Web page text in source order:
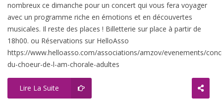
nombreux ce dimanche pour un concert qui vous fera voyager
avec un programme riche en émotions et en découvertes
musicales. Il reste des places ! Billetterie sur place à partir de
18h00. ou Réservations sur HelloAsso
https://www.helloasso.com/associations/amzov/evenements/
du-choeur-de-l-am-chorale-adultes
Lire La Suite